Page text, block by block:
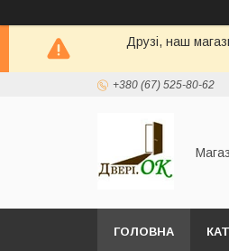
Друзі, наш
+380 (67) 525-80-62
ГОЛОВНА